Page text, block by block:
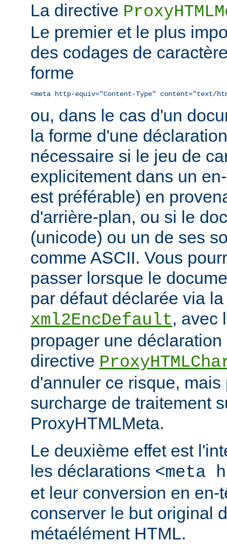
La directive
Le premier et le plus
des codages de
forme
<meta http-equiv="Content-Type" content="text/
ou, dans le cas d'un
la forme d'une
nécessaire si le jeu de
explicitement dans un
est préférable) en
d'arrière-plan, ou si le
(unicode) ou un de ses
comme ASCII. Vous
passer lorsque le
par défaut déclarée via
xml2EncDefault, avec
propager une
directive
d'annuler ce risque,
surcharge de traitement
ProxyHTMLMeta.
Le deuxième effet est
les déclarations <meta
et leur conversion en en-
conserver le but original
métaélément HTML.